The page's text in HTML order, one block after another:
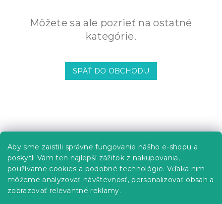
Aby sme zaistili správne fungovanie nášho e-shopu a
poskytli Vám ten najlepší zážitok z nakupovania,
používame cookies a podobné technológie. Vďaka nim
môžeme analyzovať návštevnosť, personalizovať obsah a
zobrazovať relevantné reklamy.
Môžete sa ale pozrieť na ostatné
kategórie.
SPÄŤ DO OBCHODU
á
Informácie pre vás
Predajne
Sledovanie objednávky
Možnosti doručenia